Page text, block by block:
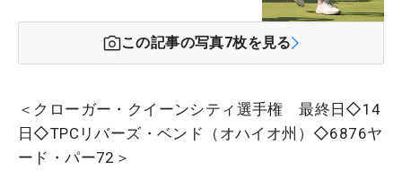
この記事の写真7枚を見る
＜クローガー・クイーンシティ選手権 最終日◇14
日◇TPCリバーズ・ベンド（オハイオ州）◇6876ヤ
ード・パー72＞